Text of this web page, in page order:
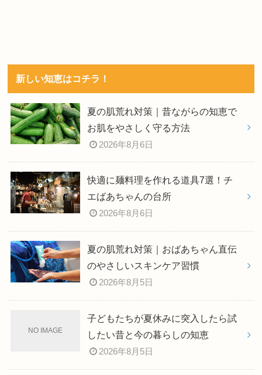
新しい知恵はコチラ！
夏の肌荒れ対策｜昔ながらの知恵で
お肌をやさしく守る方法
2026年8月6日
快適に麺料理を作れる道具7選！チ
エばあちゃんの台所
2026年8月6日
夏の肌荒れ対策｜おばあちゃん直伝
のやさしいスキンケア習慣
2026年8月5日
子どもたちが夏休みに突入したら試
したい昔と今の暮らしの知恵
2026年8月5日